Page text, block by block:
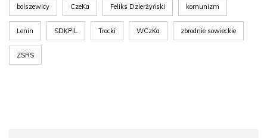
bolszewicy CzeKa Feliks Dzierżyński komunizm
Lenin SDKPiL Trocki WCzKa zbrodnie sowieckie
ZSRS